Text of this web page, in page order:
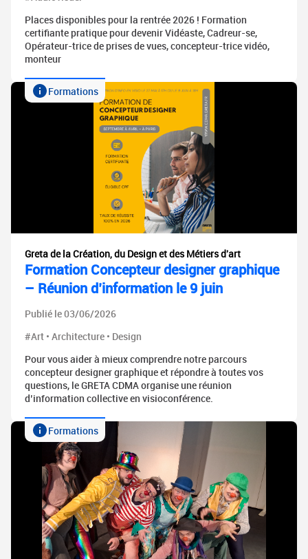
Places disponibles pour la rentrée 2026 ! Formation
certifiante pratique pour devenir Vidéaste, Cadreur-se,
Opérateur-trice de prises de vues, concepteur-trice vidéo,
monteur
Formations
Greta de la Création, du Design et des Métiers d'art
Formation Concepteur designer graphique
– Réunion d’information le 9 juin
Publié le 03/06/2026
#Art • Architecture • Design
Pour vous aider à mieux comprendre notre parcours
concepteur designer graphique et répondre à toutes vos
questions, le GRETA CDMA organise une réunion
d’information collective en visioconférence.
Formations